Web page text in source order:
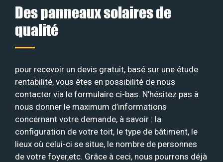
Des panneaux solaires de
qualité
pour recevoir un devis gratuit, basé sur une étude
rentabilité, vous êtes en possibilité de nous
contacter via le formulaire ci-bas. N’hésitez pas à
nous donner le maximum d’informations
concernant votre demande, à savoir : la
configuration de votre toit, le type de bâtiment, le
lieux où celui-ci se situe, le nombre de personnes
de votre foyer,etc. Grâce à ceci, nous pourrons déjà